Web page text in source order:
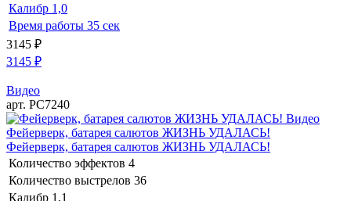
Калибр 1,0
Время работы 35 сек
3145 ₽
3145 ₽
Видео
арт. РС7240
Видео
Фейерверк, батарея салютов ЖИЗНЬ УДАЛАСЬ!
Фейерверк, батарея салютов ЖИЗНЬ УДАЛАСЬ!
Количество эффектов 4
Количество выстрелов 36
Калибр 1,1